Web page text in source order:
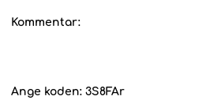
Kommentar:
Ange koden: 3S8FAr